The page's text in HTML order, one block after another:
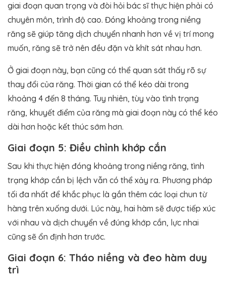
giai đoạn quan trọng và đòi hỏi bác sĩ thực hiện phải có
chuyên môn, trình độ cao. Đóng khoảng trong niềng
răng sẽ giúp tăng dịch chuyển nhanh hơn về vị trí mong
muốn, răng sẽ trở nên đều đặn và khít sát nhau hơn.
Ở giai đoạn này, bạn cũng có thể quan sát thấy rõ sự
thay đổi của răng. Thời gian có thể kéo dài trong
khoảng 4 đến 8 tháng. Tuy nhiên, tùy vào tình trạng
răng, khuyết điểm của răng mà giai đoạn này có thể kéo
dài hơn hoặc kết thúc sớm hơn.
Giai đoạn 5: Điều chỉnh khớp cắn
Sau khi thực hiện đóng khoảng trong niềng răng, tình
trạng khớp cắn bị lệch vẫn có thể xảy ra. Phương pháp
tối đa nhất để khắc phục là gắn thêm các loại chun từ
hàng trên xuống dưới. Lúc này, hai hàm sẽ được tiếp xúc
với nhau và dịch chuyển về đúng khớp cắn, lực nhai
cũng sẽ ổn định hơn trước.
Giai đoạn 6: Tháo niềng và đeo hàm duy
trì